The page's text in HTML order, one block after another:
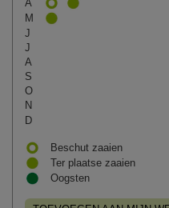
A
M
J
J
A
S
O
N
D
Beschut zaaien
Ter plaatse zaaien
Oogsten